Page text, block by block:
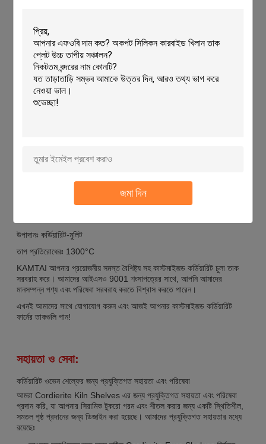
জমা দিন
মডেল নম্বরঃ KTJQS
উৎপত্তিস্থল: চীন
সার্টিফিকেশনঃ আইএসও ৯০০১
ন্যূনতম অর্ডার পরিমাণঃ 300PCS
দাম: আলোচনা
আকারঃ কাস্টমাইজ করুন
উপাদানঃ কর্ডিয়ারিট-মুলিট
তাপ প্রতিরোধেরঃ 1300°C
KAMTAI আপনার প্রয়োজনীয় সমস্ত বৈশিষ্ট্য সহ কাস্টমাইজড কর্ডিয়ারিট চুলা তাক
সরবরাহ করে। আমাদের আইএসও 9001 শংসাপত্রের সাথে, আপনি আমাদের
মানসম্পন্ন পণ্য এবং পরিষেবা সরবরাহ করতে বিশ্বাস করতে পারেন।
এখনই আমাদের সাথে যোগাযোগ করুন এবং আজই আপনার কাস্টমাইজড কর্ডিয়ারিট
ফার্নের তাকগুলি পান!
সহায়তা ও সেবা:
কর্ডিয়ারিট ওভেন শেল্ফের জন্য প্রযুক্তিগত সহায়তা এবং পরিষেবা
আমরা Cordierite Kiln Shelves এর জন্য প্রযুক্তিগত সহায়তা এবং পরিষেবা
প্রদান করি, যা আপনার সিরামিক টুকরো গরম এবং শীতল করার জন্য একটি স্থিতিশীল,
সমতল পৃষ্ঠ প্রদানের জন্য ডিজাইন করা হয়েছে। আমাদের প্রযুক্তিগত সহায়তার মধ্যে
রয়েছেঃ